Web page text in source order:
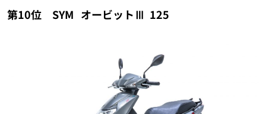
第10位 SYM オービットⅢ 125